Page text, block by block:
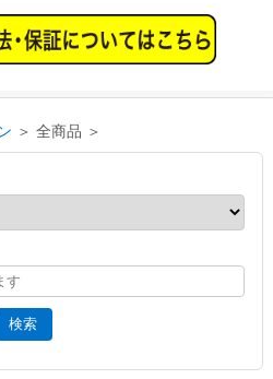
＞ 全商品 ＞
検索